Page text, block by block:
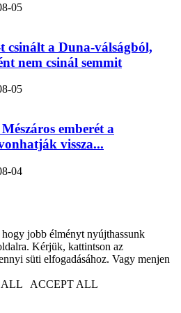
05
csinált a Duna-válságból,
nem csinál semmit
05
emberét a
vissza...
04
jobb élményt nyújthassunk
Kérjük, kattintson az
süti elfogadásához. Vagy menjen
ALL ACCEPT ALL